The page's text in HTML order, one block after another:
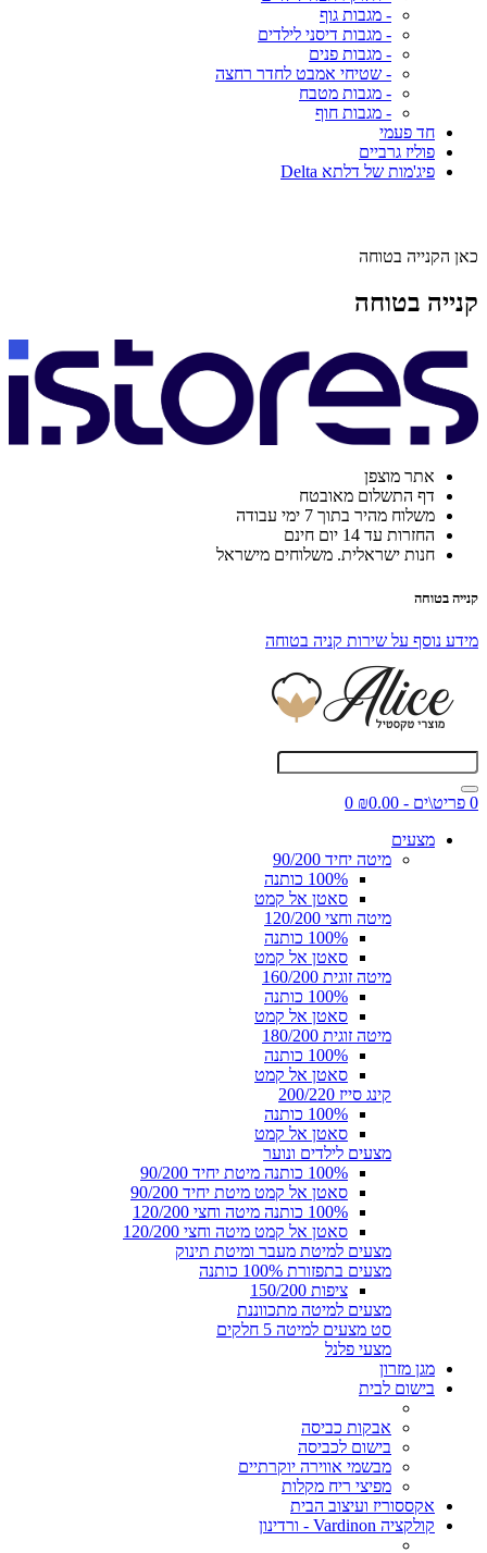
- מגבות גוף
- מגבות דיסני לילדים
- מגבות פנים
- שטיחי אמבט לחדר רחצה
- מגבות מטבח
- מגבות חוף
חד פעמי
פוליז גרביים
פיג'מות של דלתא Delta
כאן הקנייה בטוחה
קנייה בטוחה
אתר מוצפן
דף התשלום מאובטח
משלוח מהיר בתוך 7 ימי עבודה
החזרות עד 14 יום חינם
חנות ישראלית. משלוחים מישראל
קנייה בטוחה
מידע נוסף על שירות קניה בטוחה
0 פריט\ים - ₪0.00
0
מצעים
מיטה יחיד 90/200
100% כותנה
סאטן אל קמט
מיטה וחצי 120/200
100% כותנה
סאטן אל קמט
מיטה זוגית 160/200
100% כותנה
סאטן אל קמט
מיטה זוגית 180/200
100% כותנה
סאטן אל קמט
קינג סייז 200/220
100% כותנה
סאטן אל קמט
מצעים לילדים ונוער
100% כותנה מיטת יחיד 90/200
סאטן אל קמט מיטת יחיד 90/200
100% כותנה מיטה וחצי 120/200
סאטן אל קמט מיטה וחצי 120/200
מצעים למיטת מעבר ומיטת תינוק
מצעים בתפזורת 100% כותנה
ציפות 150/200
מצעים למיטה מתכווננת
סט מצעים למיטה 5 חלקים
מצעי פלנל
מגן מזרון
בישום לבית
אבקות כביסה
בישום לכביסה
מבשמי אווירה יוקרתיים
מפיצי ריח מקלות
אקססוריז ועיצוב הבית
קולקציה Vardinon - ורדינון